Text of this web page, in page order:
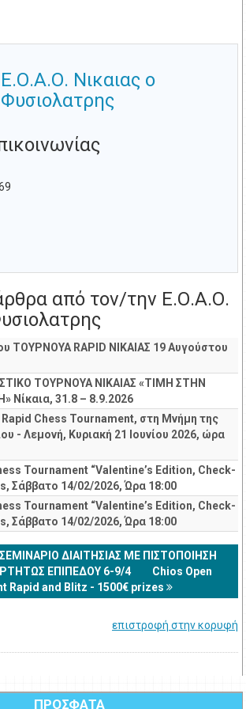
Ε.Ο.Α.Ο. Νικαιας ο
Φυσιολατρης
από τον/την Ε.Ο.Α.Ο.
ΤΟΥΡΝΟΥΑ RAPID ΝΙΚΑΙΑΣ 19 Αυγούστου
ΤΟΥΡΝΟΥΑ ΝΙΚΑΙΑΣ «ΤΙΜΗ ΣΤΗΝ
Νίκαια, 31.8 – 8.9.2026
Chess Tournament, στη Μνήμη της
- Λεμονή, Κυριακή 21 Ιουνίου 2026, ώρα
Tournament “Valentine’s Edition, Check-
Σάββατο 14/02/2026, Ώρα 18:00
Tournament “Valentine’s Edition, Check-
Σάββατο 14/02/2026, Ώρα 18:00
ΔΙΑΙΤΗΣΙΑΣ ΜΕ ΠΙΣΤΟΠΟΙΗΣΗ
ΕΠΙΠΕΔΟΥ 6-9/4
Chios Open
Rapid and Blitz - 1500€ prizes
επιστροφή στην κορυφή
ΠΡΟΣΦΑΤΑ